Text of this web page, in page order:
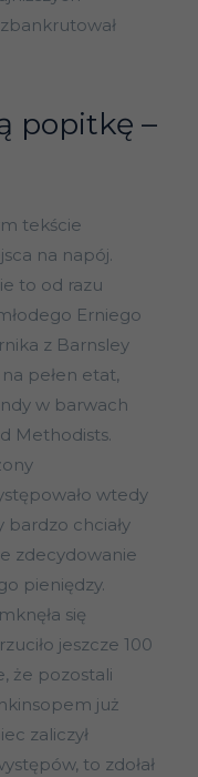
popitkę –
tekście
na napój.
to od razu
Erniego
z Barnsley
pełen etat,
w barwach
Methodists.
wtedy
bardzo chciały
zdecydowanie
pieniędzy.
się
jeszcze 100
że pozostali
już
zaliczył
to zdołał